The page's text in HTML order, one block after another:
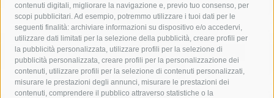
contenuti digitali, migliorare la navigazione e, previo tuo consenso, per
scopi pubblicitari. Ad esempio, potremmo utilizzare i tuoi dati per le
seguenti finalità: archiviare informazioni su dispositivo e/o accedervi,
utilizzare dati limitati per la selezione della pubblicità, creare profili per
la pubblicità personalizzata, utilizzare profili per la selezione di
pubblicità personalizzata, creare profili per la personalizzazione dei
contenuti, utilizzare profili per la selezione di contenuti personalizzati,
misurare le prestazioni degli annunci, misurare le prestazioni dei
contenuti, comprendere il pubblico attraverso statistiche o la
acqua allerta meteo
anas
area marina protetta di punta campanella
arresto
Asl Napoli 3 sud
capitaneria di porto capri
carabinieri
castellammare di stabia
circumvesuviana
comune di sorrento
concerto
contagi